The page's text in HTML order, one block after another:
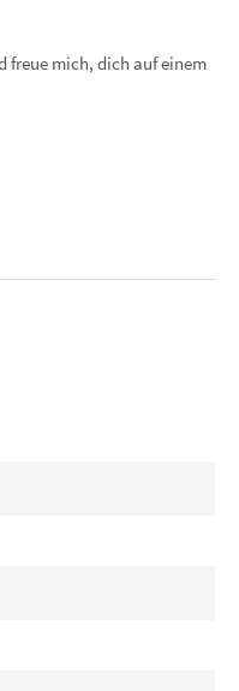
freue mich, dich auf einem